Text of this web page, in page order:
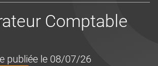
Comptable
publiée le 08/07/26